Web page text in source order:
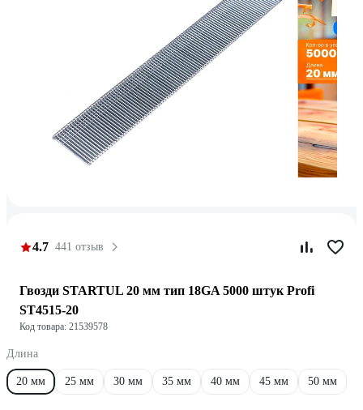
4.7 441 отзыв
Гвозди STARTUL 20 мм тип 18GA 5000 штук Profi
ST4515-20
Код товара: 21539578
Длина
20 мм 25 мм 30 мм 35 мм 40 мм 45 мм 50 мм